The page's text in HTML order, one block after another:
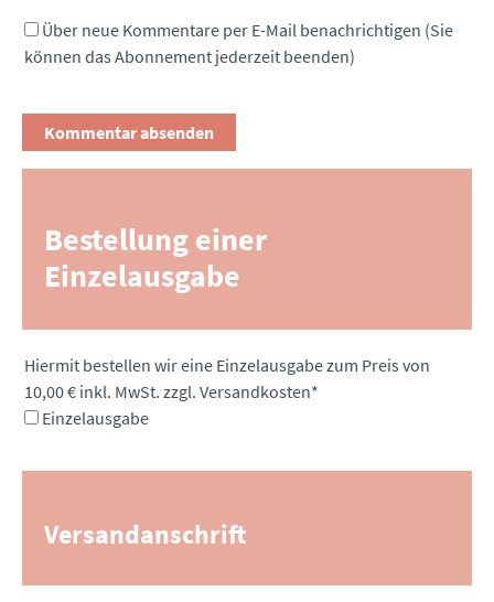
Über neue Kommentare per E-Mail benachrichtigen (Sie
können das Abonnement jederzeit beenden)
Bestellung einer
Einzelausgabe
Pflichtfeld
Hiermit bestellen wir eine Einzelausgabe zum Preis von
10,00 € inkl. MwSt. zzgl. Versandkosten*
Einzelausgabe
Versandanschrift